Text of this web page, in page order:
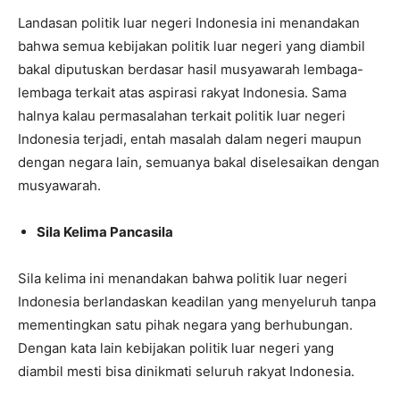
Landasan politik luar negeri Indonesia ini menandakan
bahwa semua kebijakan politik luar negeri yang diambil
bakal diputuskan berdasar hasil musyawarah lembaga-
lembaga terkait atas aspirasi rakyat Indonesia. Sama
halnya kalau permasalahan terkait politik luar negeri
Indonesia terjadi, entah masalah dalam negeri maupun
dengan negara lain, semuanya bakal diselesaikan dengan
musyawarah.
Sila Kelima Pancasila
Sila kelima ini menandakan bahwa politik luar negeri
Indonesia berlandaskan keadilan yang menyeluruh tanpa
mementingkan satu pihak negara yang berhubungan.
Dengan kata lain kebijakan politik luar negeri yang
diambil mesti bisa dinikmati seluruh rakyat Indonesia.